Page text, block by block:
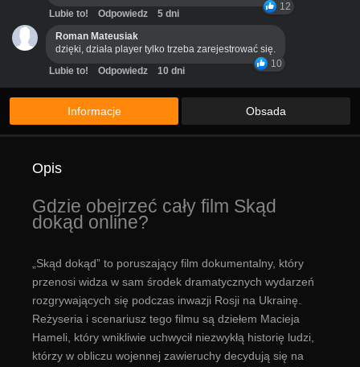
12
Lubie to! Odpowiedz
5 dni
Roman Mateusiak
dzięki, działa player tylko trzeba zarejestrować się.
10
Lubie to! Odpowiedz 10 dni
Informacje Obsada
Opis
Gdzie obejrzeć cały film Skąd
dokąd online?
„Skąd dokąd” to poruszający film dokumentalny, który
przenosi widza w sam środek dramatycznych wydarzeń
rozgrywających się podczas inwazji Rosji na Ukrainę.
Reżyseria i scenariusz tego filmu są dziełem Macieja
Hameli, który wnikliwie uchwycił niezwykłą historię ludzi,
którzy w obliczu wojennej zawieruchy decydują się na